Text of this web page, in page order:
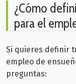
¿Cómo
para el
Si quieres definir
empleo de
preguntas: